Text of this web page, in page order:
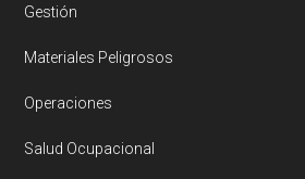
Gestión
Materiales Peligrosos
Operaciones
Salud Ocupacional